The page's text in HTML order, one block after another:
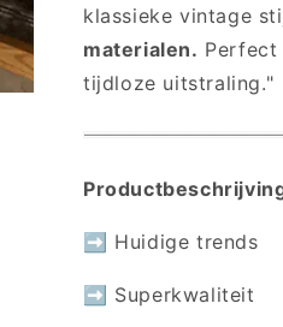
klassieke vintage
materialen. Perfect
tijdloze uitstraling."
➡ Huidige trends
➡ Superkwaliteit